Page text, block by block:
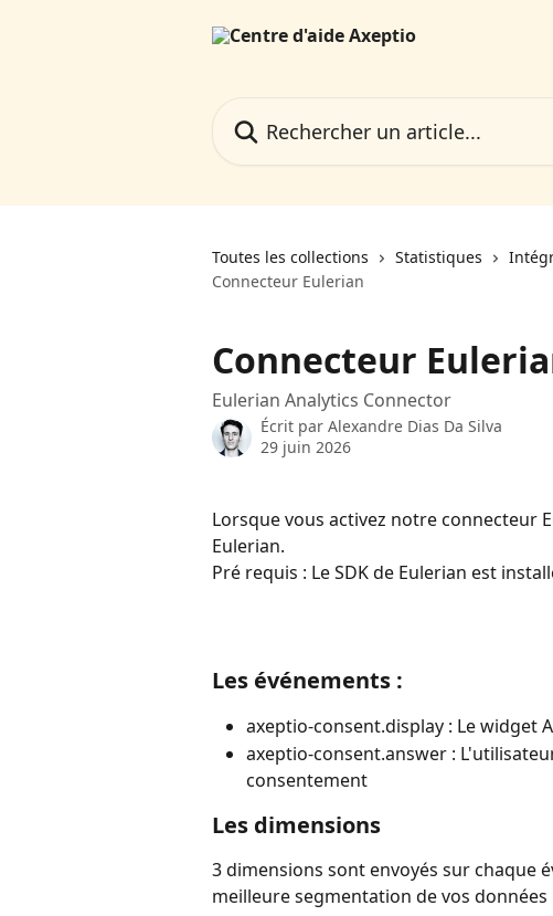
Toutes les collections Statistiques
Connecteur Eulerian
Connecteur
Eulerian Analytics Connector
Écrit par Alexandre Dias Da Silva
29 juin 2026
Lorsque vous activez notre connecteur
Eulerian.
Pré requis : Le SDK de Eulerian est
Les événements :
axeptio-consent.display : Le widget
axeptio-consent.answer :
consentement
Les dimensions
3 dimensions sont envoyés sur chaque
meilleure segmentation de vos données